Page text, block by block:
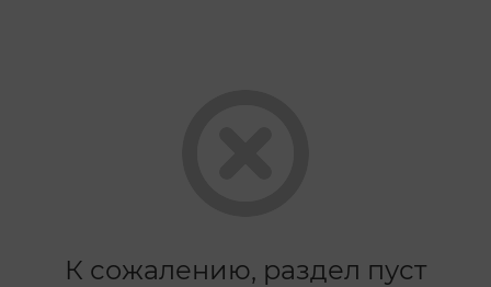
К сожалению, раздел пуст